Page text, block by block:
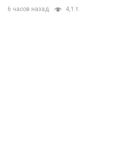
6 часов назад 4,1 т.